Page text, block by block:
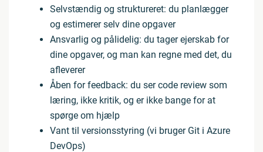
Selvstændig og struktureret: du planlægger
og estimerer selv dine opgaver
Ansvarlig og pålidelig: du tager ejerskab for
dine opgaver, og man kan regne med det, du
afleverer
Åben for feedback: du ser code review som
læring, ikke kritik, og er ikke bange for at
spørge om hjælp
Vant til versionsstyring (vi bruger Git i Azure
DevOps)